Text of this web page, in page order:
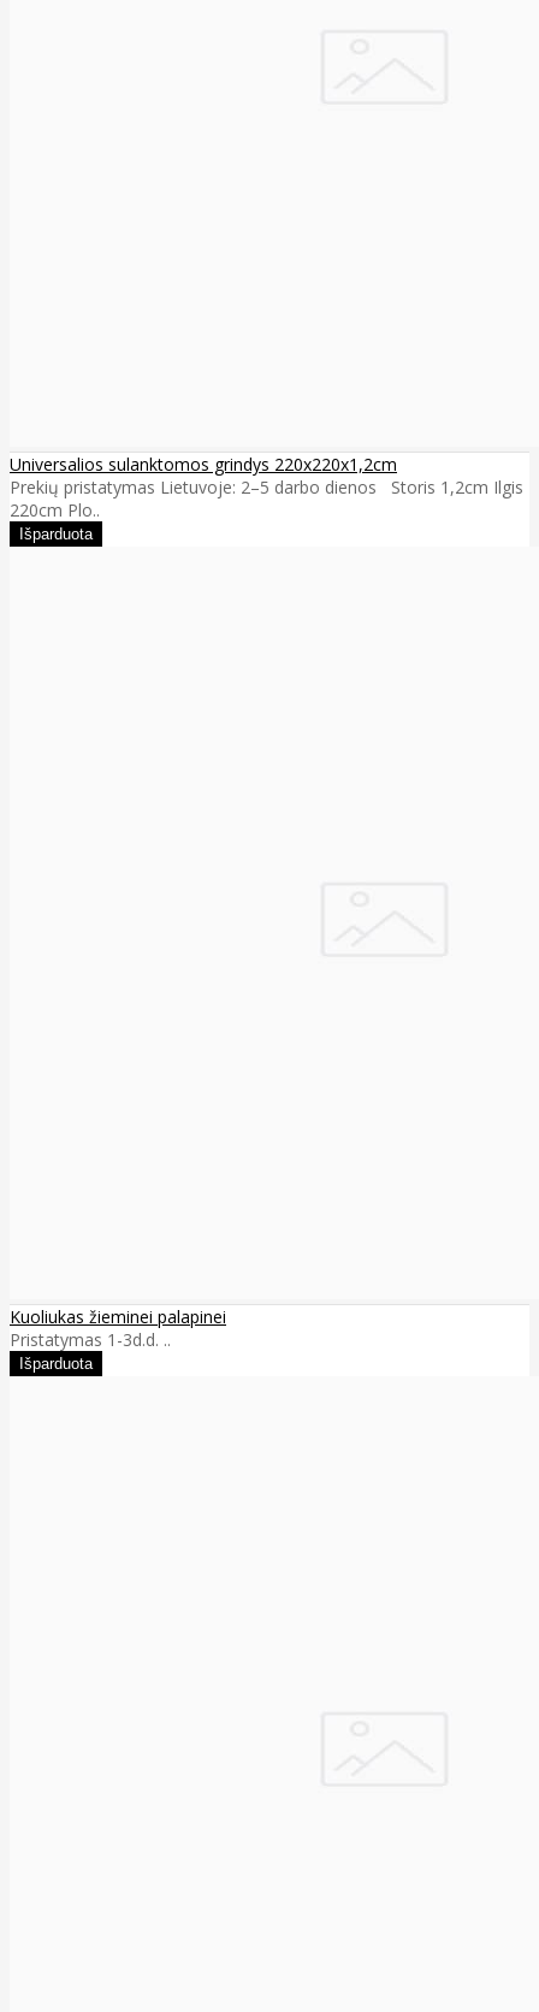
Universalios sulanktomos grindys 220x220x1,2cm
Prekių pristatymas Lietuvoje: 2–5 darbo dienos Storis 1,2cm Ilgis
220cm Plo..
Kuoliukas žieminei palapinei
Pristatymas 1-3d.d. ..